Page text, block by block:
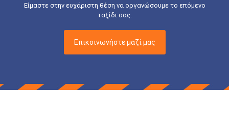
Είμαστε στην ευχάριστη θέση να οργανώσουμε το επόμενο
ταξίδι σας.
Επικοινωνήστε μαζί μας